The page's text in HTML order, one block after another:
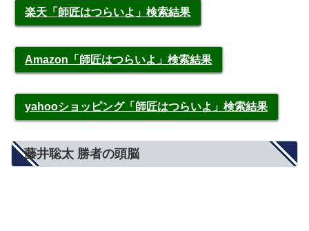
楽天「師匠はつらいよ」検索結果
Amazon「師匠はつらいよ」検索結果
yahooショッピング「師匠はつらいよ」検索結果
藤井聡太 勝者の頭脳